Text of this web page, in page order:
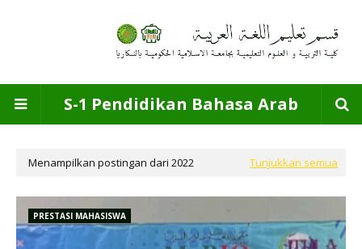
S-1 Pendidikan Bahasa Arab
Menampilkan postingan dari 2022 Tunjukkan semua
PRESTASI MAHASISWA